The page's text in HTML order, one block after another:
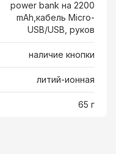
power bank на 2200
mAh,кабель Micro-
USB/USB, руков
наличие кнопки
литий-ионная
65 г